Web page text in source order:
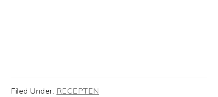
Filed Under: RECEPTEN